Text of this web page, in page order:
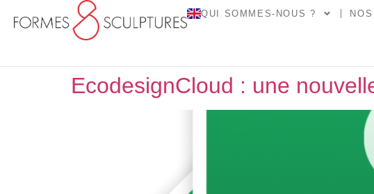
QUI SOMMES-NOUS ?
EcodesignCloud : une